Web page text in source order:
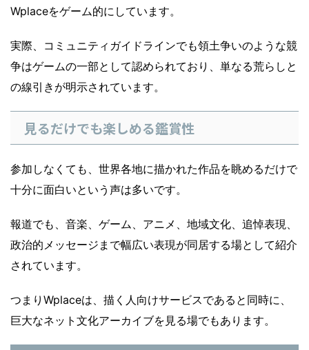
Wplaceをゲーム的にしています。
実際、コミュニティガイドラインでも領土争いのような競
争はゲームの一部として認められており、単なる荒らしと
の線引きが明示されています。
見るだけでも楽しめる鑑賞性
参加しなくても、世界各地に描かれた作品を眺めるだけで
十分に面白いという声は多いです。
報道でも、音楽、ゲーム、アニメ、地域文化、追悼表現、
政治的メッセージまで幅広い表現が同居する場として紹介
されています。
つまりWplaceは、描く人向けサービスであると同時に、
巨大なネット文化アーカイブを見る場でもあります。